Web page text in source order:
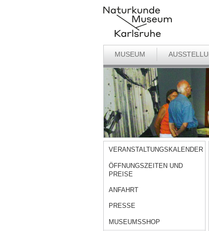
MUSEUM
VERANSTALTUNGSKALENDER
ÖFFNUNGSZEITEN UND
PREISE
ANFAHRT
PRESSE
MUSEUMSSHOP